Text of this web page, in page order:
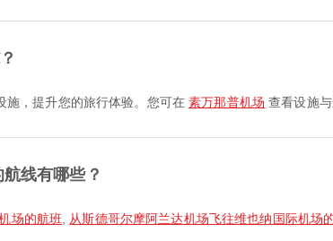
施，提升您的旅行体验。您可在素万那普机场 查看设施
线有哪些？
场的航班 从斯德哥尔摩阿兰达机场飞往维也纳国际机场